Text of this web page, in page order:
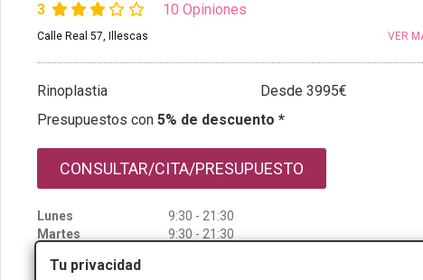
Tu privacidad
3 10 Opiniones
Calle Real 57, Illescas VER
Rinoplastia
Desde 3995€
Presupuestos con 5% de descuento *
CONSULTAR/CITA/PRESUPUESTO
Lunes
9:30 - 21:30
Martes
9:30 - 21:30
Jueves